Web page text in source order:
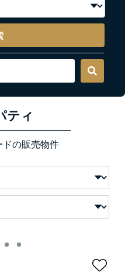
ティ
の販売物件